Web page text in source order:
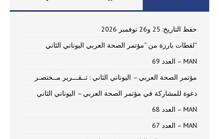
حفظ التاريخ: 25 و26 نوفمبر 2026
“لقطات بارزة من “مؤتمر الصحة العربي اليوناني الثاني
MAN – العدد 69
مؤتمر الصحة العربي – اليوناني الثاني : تــقـــرير مــختصـر
دعوة للمشاركة في مؤتمر الصحة العربي – اليوناني الثاني
MAN – العدد 68
MAN – العدد 67